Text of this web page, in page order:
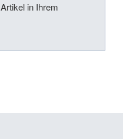
Artikel in Ihrem